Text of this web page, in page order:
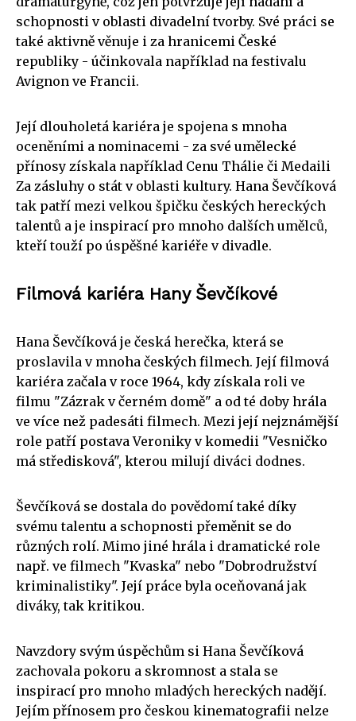
schopnosti v oblasti divadelní tvorby. Své práci se
také aktivně věnuje i za hranicemi České
republiky - účinkovala například na festivalu
Avignon ve Francii.
Její dlouholetá kariéra je spojena s mnoha
oceněními a nominacemi - za své umělecké
přínosy získala například Cenu Thálie či Medaili
Za zásluhy o stát v oblasti kultury. Hana Ševčíková
tak patří mezi velkou špičku českých hereckých
talentů a je inspirací pro mnoho dalších umělců,
kteří touží po úspěšné kariéře v divadle.
Filmová kariéra Hany Ševčíkové
Hana Ševčíková je česká herečka, která se
proslavila v mnoha českých filmech. Její filmová
kariéra začala v roce 1964, kdy získala roli ve
filmu "Zázrak v černém domě" a od té doby hrála
ve více než padesáti filmech. Mezi její nejznámější
role patří postava Veroniky v komedii "Vesničko
má středisková", kterou milují diváci dodnes.
Ševčíková se dostala do povědomí také díky
svému talentu a schopnosti přeměnit se do
různých rolí. Mimo jiné hrála i dramatické role
např. ve filmech "Kvaska" nebo "Dobrodružství
kriminalistiky". Její práce byla oceňovaná jak
diváky, tak kritikou.
Navzdory svým úspěchům si Hana Ševčíková
zachovala pokoru a skromnost a stala se
inspirací pro mnoho mladých hereckých nadějí.
Jejím přínosem pro českou kinematografii nelze